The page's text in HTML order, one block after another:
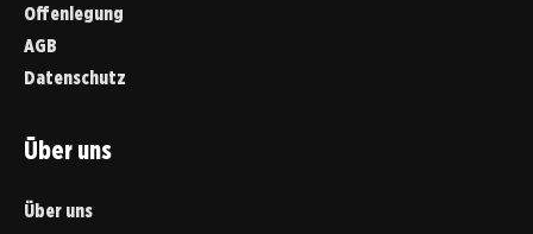
Offenlegung
AGB
Datenschutz
Über uns
Über uns